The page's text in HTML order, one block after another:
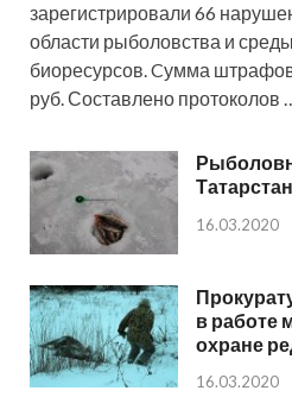
зарегистрировали 66
области рыболовства и
биоресурсов. Cумма
руб. Составлено протоколов
16.03.2020
в работе
охране
16.03.2020